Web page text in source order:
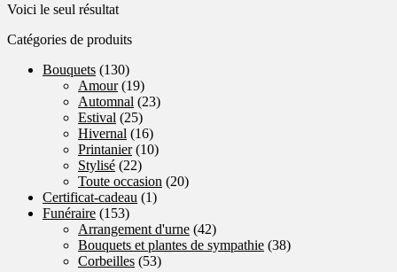
Voici le seul résultat
Catégories de produits
Bouquets (130)
Amour (19)
Automnal (23)
Estival (25)
Hivernal (16)
Printanier (10)
Stylisé (22)
Toute occasion (20)
Certificat-cadeau (1)
Funéraire (153)
Arrangement d'urne (42)
Bouquets et plantes de sympathie (38)
Corbeilles (53)